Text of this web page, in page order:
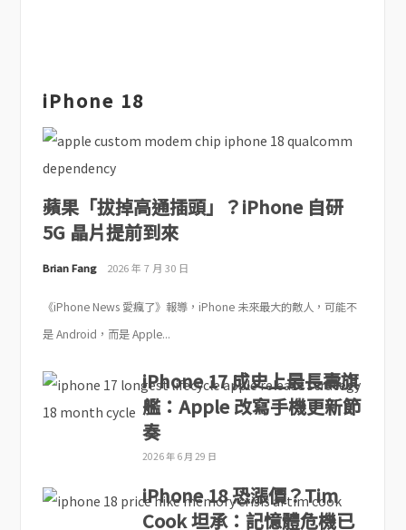
iPhone 18
蘋果「拔掉高通插頭」？iPhone 自研
5G 晶片提前到來
Brian Fang 2026 年 7 月 30 日
《iPhone News 愛瘋了》報導，iPhone 未來最大的敵人，可能不
是 Android，而是 Apple...
iPhone 17 成史上最長壽旗
艦：Apple 改寫手機更新節
奏
2026 年 6 月 29 日
iPhone 18 恐漲價？Tim
Cook 坦承：記憶體危機已